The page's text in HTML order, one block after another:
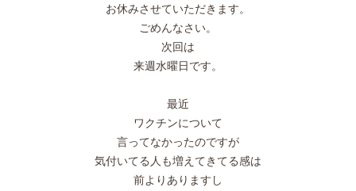
お休みさせていただきます。
ごめんなさい。
次回は
来週水曜日です。
最近
ワクチンについて
言ってなかったのですが
気付いてる人も増えてきてる感は
前よりありますし